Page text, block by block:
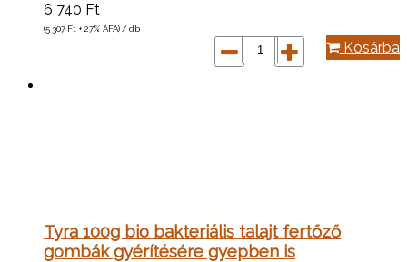
6 740 Ft
(5 307 Ft + 27% ÁFA) / db
Kosárba
Tyra 100g bio bakteriális talajt fertőző
gombák gyérítésére gyepben is